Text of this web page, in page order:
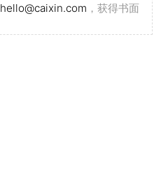
hello@caixin.com ，获得书面